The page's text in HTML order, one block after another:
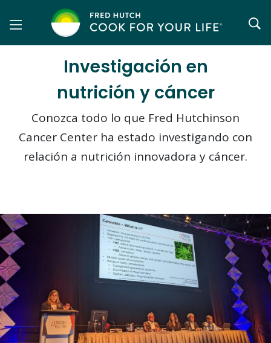
Investigación en
nutrición y cáncer
Conozca todo lo que Fred Hutchinson
Cancer Center ha estado investigando con
relación a nutrición innovadora y cáncer.